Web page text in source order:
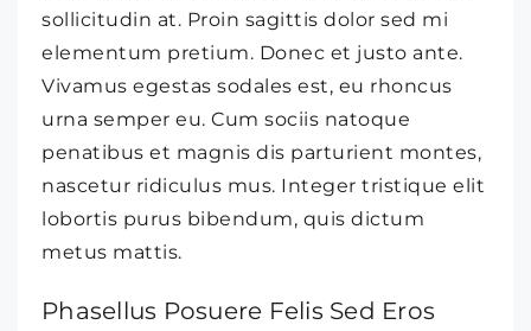
sollicitudin at. Proin sagittis dolor sed mi
elementum pretium. Donec et justo ante.
Vivamus egestas sodales est, eu rhoncus
urna semper eu. Cum sociis natoque
penatibus et magnis dis parturient montes,
nascetur ridiculus mus. Integer tristique elit
lobortis purus bibendum, quis dictum
metus mattis.
Phasellus Posuere Felis Sed Eros